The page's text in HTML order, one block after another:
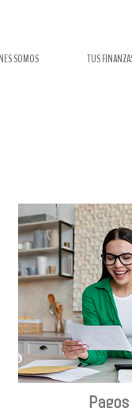
SOMOS TUS